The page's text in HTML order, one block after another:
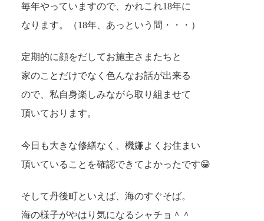
毎年やっていますので、かれこれ18年に
なります。（18年、あっという間・・・）
定期的に顔をだしてお施主さまたちと
家のことだけでなく色んなお話が出来る
ので、私自身楽しみながら取り組ませて
頂いております。
今日も大きな修繕なく、機嫌よくお住まい
頂いていることを確認できてよかったです😁
そして丹後町といえば、海のすぐそば。
海の様子がやはり気になるシャチョ＾＾